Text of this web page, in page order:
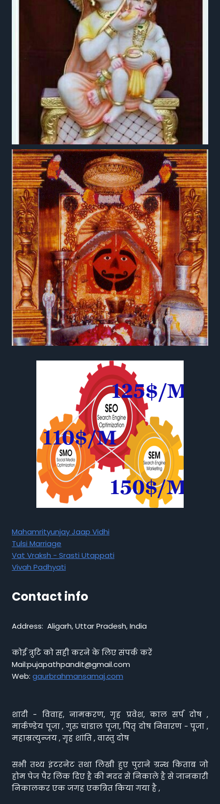
Mahamrityunjay Jaap Vidhi
Tulsi Marriage
Vat Vraksh - Srasti Utappati
Vivah Padhyati
Contact info
Address: Aligarh, Uttar Pradesh, India
कोई त्रुटि को सही करने के लिए संपर्क करें
Mail:pujapathpandit@gmail.com
Web: gaurbrahmansamaj.com
शादी - विवाह, नामकरण, गृह प्रवेश, काल सर्प दोष ,
मार्कण्डेय पूजा , गुरु चांडाल पूजा, पितृ दोष निवारण - पूजा ,
महाम्रत्युन्जय , गृह शांति , वास्तु दोष
सभी तथ्य इंटरनेट तथा लिखी हुए पुराने ग्रन्थ किताब जो
होम पेज पैर लिंक दिए है की मदद से निकाले है से जानकारी
निकालकर एक जगह एकत्रित किया गया है ,